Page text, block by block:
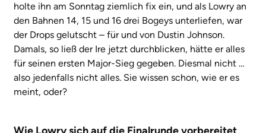
holte ihn am Sonntag ziemlich fix ein, und als Lowry an
den Bahnen 14, 15 und 16 drei Bogeys unterliefen, war
der Drops gelutscht – für und von Dustin Johnson.
Damals, so ließ der Ire jetzt durchblicken, hätte er alles
für seinen ersten Major-Sieg gegeben. Diesmal nicht …
also jedenfalls nicht alles. Sie wissen schon, wie er es
meint, oder?